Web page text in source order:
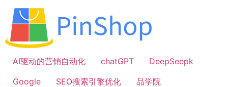
容
AI驱动的营销自动化
chatGPT
DeepSeepk
Google
SEO搜索引擎优化
品学院